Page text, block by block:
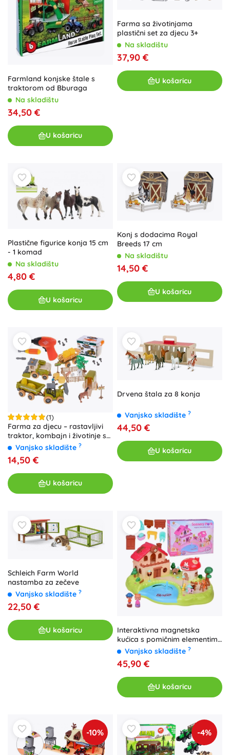
Farmland konjske štale s
traktorom od Bburaga
Na skladištu
34,50 €
U košaricu
Farma sa životinjama
plastični set za djecu 3+
Na skladištu
37,90 €
U košaricu
Plastične figurice konja 15 cm
- 1 komad
Na skladištu
4,80 €
U košaricu
Konj s dodacima Royal
Breeds 17 cm
Na skladištu
14,50 €
U košaricu
(1)
Farma za djecu – rastavljivi
traktor, kombajn i životinje s
aku bušilicom
Vanjsko skladište ?
14,50 €
U košaricu
Drvena štala za 8 konja
Vanjsko skladište ?
44,50 €
U košaricu
Schleich Farm World
nastamba za zečeve
Vanjsko skladište ?
22,50 €
U košaricu
Interaktivna magnetska
kućica s pomičnim elementima
Scenery Park
Vanjsko skladište ?
45,90 €
U košaricu
-10% -4%